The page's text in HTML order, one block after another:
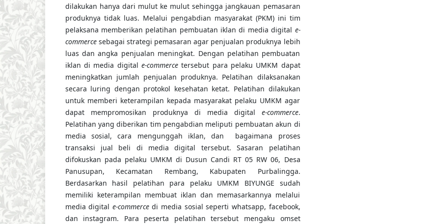
dilakukan hanya dari mulut ke mulut sehingga jangkauan pemasaran
produknya tidak luas. Melalui pengabdian masyarakat (PKM) ini tim
pelaksana memberikan pelatihan pembuatan iklan di media digital e-
commerce sebagai strategi pemasaran agar penjualan produknya lebih
luas dan angka penjualan meningkat. Dengan pelatihan pembuatan
iklan di media digital e-commercetersebut para pelaku UMKM dapat
meningkatkan jumlah penjualan produknya. Pelatihan dilaksanakan
secara luring dengan protokol kesehatan ketat. Pelatihan dilakukan
untuk memberi keterampilan kepada masyarakat pelaku UMKM agar
dapat mempromosikan produknya di media digital e-commerce.
Pelatihan yang diberikan tim pengabdian meliputi pembuatan akun di
media sosial, cara mengunggah iklan, dan bagaimana proses
transaksi jual beli di media digital tersebut. Sasaran pelatihan
difokuskan pada pelaku UMKM di Dusun Candi RT 05 RW 06, Desa
Panusupan, Kecamatan Rembang, Kabupaten Purbalingga.
Berdasarkan hasil pelatihan para pelaku UMKM BIYUNGE sudah
memiliki keterampilan membuat iklan dan memasarkannya melalui
media digital e-commercedi media sosial seperti whatsapp, facebook,
dan instagram. Para peserta pelatihan tersebut mengaku omset